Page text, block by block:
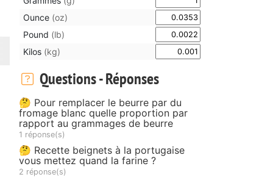
Ounce (oz)
Pound (lb)
Kilos (kg)
Questions - Réponses
🤔 Pour remplacer le beurre par du
fromage blanc quelle proportion par
rapport au grammages de beurre
1 réponse(s)
🤔 Recette beignets à la portugaise
vous mettez quand la farine ?
2 réponse(s)